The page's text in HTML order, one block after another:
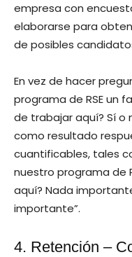
empresa con
elaborarse para
de posibles
En vez de hacer
programa de RSE un
de trabajar aquí? Sí o
como resultado
cuantificables, tales
nuestro programa de
aquí? Nada
importante”.
4. Retención –